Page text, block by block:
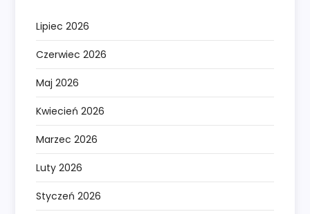
Lipiec 2026
Czerwiec 2026
Maj 2026
Kwiecień 2026
Marzec 2026
Luty 2026
Styczeń 2026